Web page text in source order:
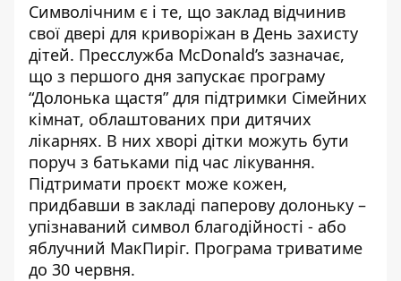
Символічним є і те, що заклад відчинив
свої двері для криворіжан в День захисту
дітей. Пресслужба McDonald’s зазначає,
що з першого дня запускає програму
“Долонька щастя” для підтримки Сімейних
кімнат, облаштованих при дитячих
лікарнях. В них хворі дітки можуть бути
поруч з батьками під час лікування.
Підтримати проєкт може кожен,
придбавши в закладі паперову долоньку –
упізнаваний символ благодійності - або
яблучний МакПиріг. Програма триватиме
до 30 червня.